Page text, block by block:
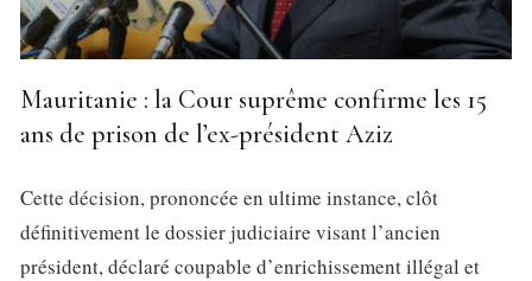
Mauritanie : la Cour suprême confirme les 15
ans de prison de l’ex-président Aziz
Cette décision, prononcée en ultime instance, clôt
définitivement le dossier judiciaire visant l’ancien
président, déclaré coupable d’enrichissement illégal et